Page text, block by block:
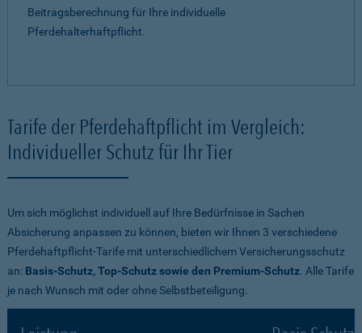
Beitragsberechnung für Ihre individuelle
Pferdehalterhaftpflicht.
Tarife der Pferdehaftpflicht im Vergleich:
Individueller Schutz für Ihr Tier
Um sich möglichst individuell auf Ihre Bedürfnisse in Sachen
Absicherung anpassen zu können, bieten wir Ihnen 3 verschiedene
Pferdehaftpflicht-Tarife mit unterschiedlichem Versicherungsschutz
an: Basis-Schutz, Top-Schutz sowie den Premium-Schutz. Alle Tarife
je nach Wunsch mit oder ohne Selbstbeteiligung.